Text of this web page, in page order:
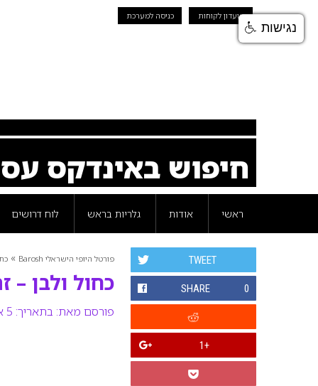
מועדון לקוחות כניסה למערכת
חיפוש באינדקס
ראשי אודות גלריות בראש לוח דרושים
פורטל היופי הישראלי Barosh »
כחול ולבן –
פורסם מאת: בתאריך: 5 אפריל 2009
TWEET
SHARE 0
+1
נגישות